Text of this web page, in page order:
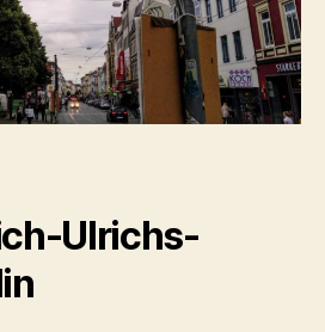
Ulrichs-